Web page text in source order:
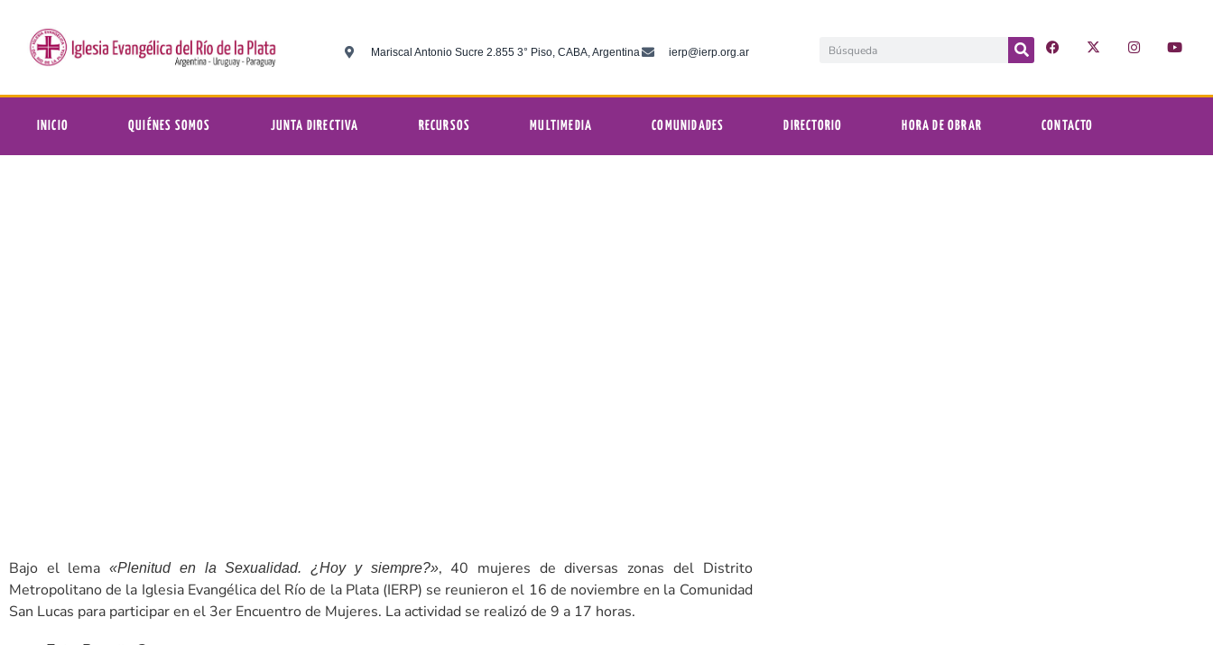
Mariscal Antonio Sucre 2.855 3° Piso, CABA, Argentina ierp@ierp.org.ar
INICIO QUIÉNES SOMOS JUNTA DIRECTIVA RECURSOS MULTIMEDIA COMUNIDADES DIRECTORIO HORA DE OBRAR CONTACTO
Bajo el lema«Plenitud en la Sexualidad. ¿Hoy y siempre?», 40 mujeres de diversas zonas del Distrito
Metropolitano de la Iglesia Evangélica del Río de la Plata (IERP) se reunieron el 16 de noviembre en la Comunidad
San Lucas para participar en el 3er Encuentro de Mujeres. La actividad se realizó de 9 a 17 horas.